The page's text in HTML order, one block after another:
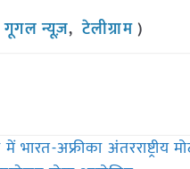
गूगल न्यूज़,टेलीग्राम)